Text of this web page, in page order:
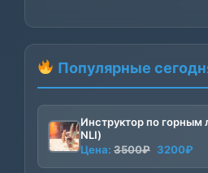
Популярные
Инструктор по
NLI)
Цена: 3500₽ 3200₽